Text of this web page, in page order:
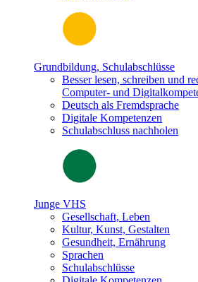
Grundbildung, Schulabschlüsse
Besser lesen, schreiben und
Computer- und
Deutsch als Fremdsprache
Digitale Kompetenzen
Schulabschluss nachholen
Junge VHS
Gesellschaft, Leben
Kultur, Kunst, Gestalten
Gesundheit, Ernährung
Sprachen
Schulabschlüsse